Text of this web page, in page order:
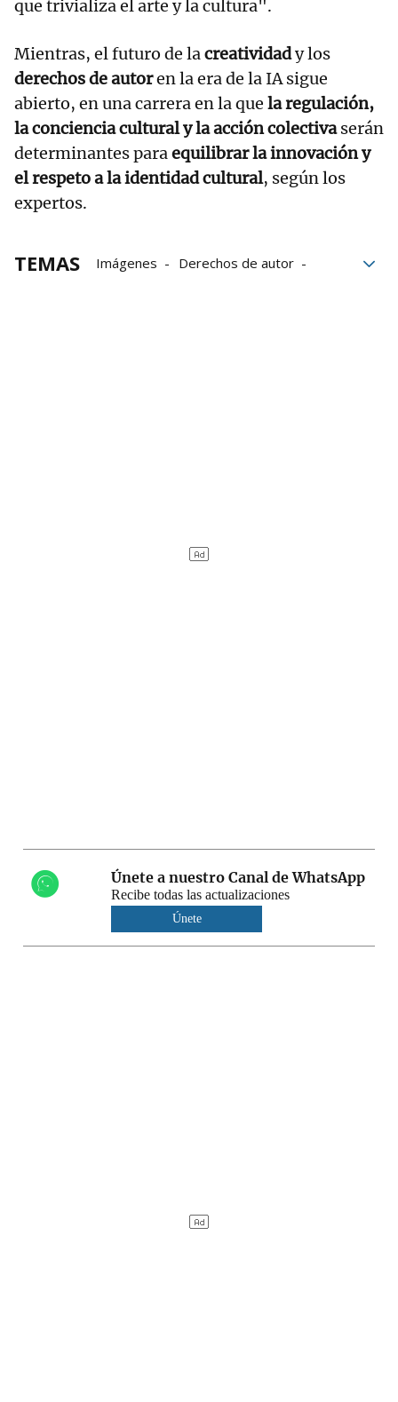
que trivializa el arte y la cultura".
Mientras, el futuro de lacreatividady los
derechos de autoren la era de la IA sigue
abierto, en una carrera en la que la regulación,
la conciencia cultural y la acción colectivaserán
determinantes paraequilibrar la innovación y
el respeto a la identidad cultural, según los
expertos.
TEMAS Imágenes
Derechos de autor
Únete a nuestro Canal de WhatsApp
Recibe todas las actualizaciones
Únete